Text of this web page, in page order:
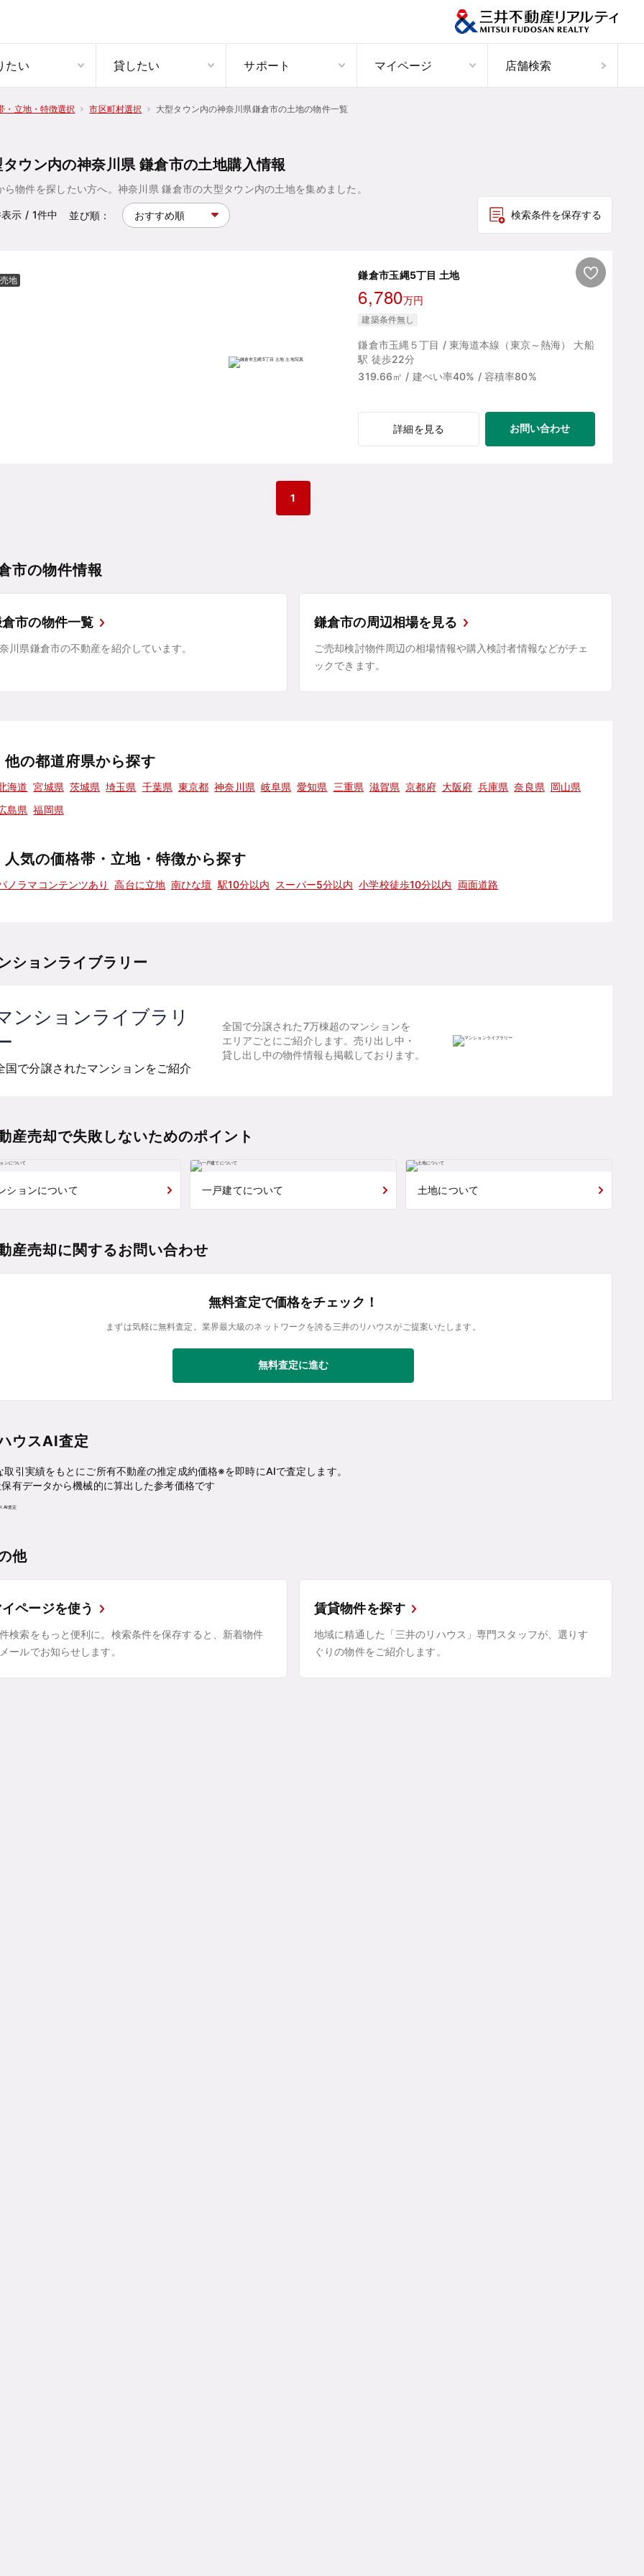
たい 貸したい サポート マイページ 店舗検索
・立地・特徴選択 市区町村選択 大型タウン内の神奈川県鎌倉市の土地の物件一覧
ウン内の神奈川県 鎌倉市の土地購入情報
ら物件を探したい方へ。神奈川県 鎌倉市の大型タウン内の土地を集めました。
示 / 1件中 並び順： 検索条件を保存する
売地 鎌倉市玉縄5丁目 土地
6,780万円
建築条件無し
鎌倉市玉縄５丁目 / 東海道本線（東京～熱海） 大船
駅 徒歩22分
319.66㎡ / 建ぺい率40% / 容積率80%
詳細を見る お問い合わせ
1
市の物件情報
市の物件一覧
川県鎌倉市の不動産を紹介しています。
鎌倉市の周辺相場を見る
ご売却検討物件周辺の相場情報や購入検討者情報などがチェ
ックできます。
他の都道府県から探す
海道 宮城県 茨城県 埼玉県 千葉県 東京都 神奈川県 岐阜県 愛知県 三重県 滋賀県 京都府 大阪府 兵庫県 奈良県 岡山県
島県 福岡県
人気の価格帯・立地・特徴から探す
ノラマコンテンツあり 高台に立地 南ひな壇 駅10分以内 スーパー5分以内 小学校徒歩10分以内 両面道路
ションライブラリー
ンションライブラリ
国で分譲されたマンションをご紹介
全国で分譲された7万棟超のマンションを
エリアごとにご紹介します。売り出し中・
貸し出し中の物件情報も掲載しております。
産売却で失敗しないためのポイント
ションについて 一戸建てについて 土地について
産売却に関するお問い合わせ
無料査定で価格をチェック！
まずは気軽に無料査定。業界最大級のネットワークを誇る三井のリハウスがご提案いたします。
無料査定に進む
ウスAI査定
取引実績をもとにご所有不動産の推定成約価格※を即時にAIで査定します。
有データから機械的に算出した参考価格です
他
ページを使う
検索をもっと便利に。検索条件を保存すると、新着物件
ールでお知らせします。
賃貸物件を探す
地域に精通した「三井のリハウス」専門スタッフが、選りす
ぐりの物件をご紹介します。